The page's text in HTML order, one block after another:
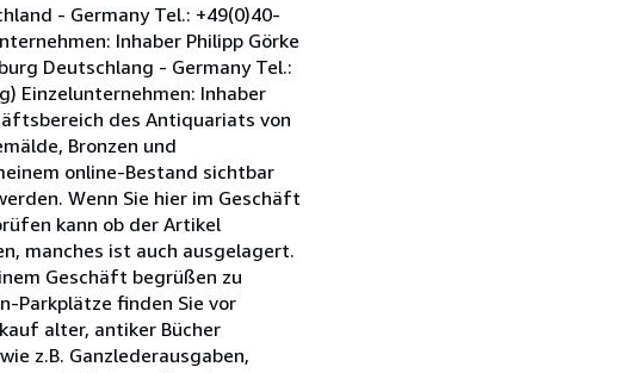
- Germany Tel.: +49(0)40-
Inhaber Philipp Görke
Deutschlang - Germany Tel.:
Einzelunternehmen: Inhaber
des Antiquariats von
Bronzen und
online-Bestand sichtbar
Wenn Sie hier im Geschäft
kann ob der Artikel
manches ist auch ausgelagert.
Geschäft begrüßen zu
Parkplätze finden Sie vor
alter, antiker Bücher
z.B. Ganzlederausgaben,